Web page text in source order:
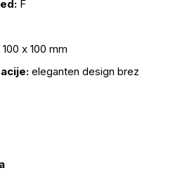
F
100 x 100 mm
eleganten design brez